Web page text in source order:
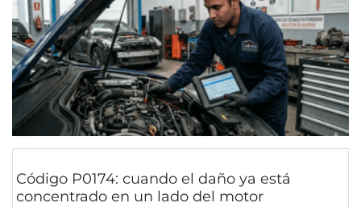
Código P0174: cuando el daño ya está
concentrado en un lado del motor